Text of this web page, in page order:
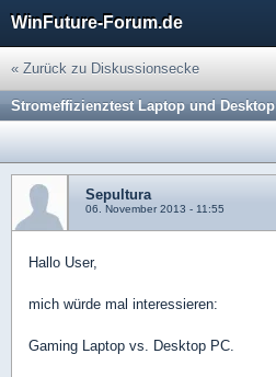
WinFuture-Forum.de
« Zurück zu Diskussionsecke
Stromeffizienztest Laptop und Desktop
Sepultura
06. November 2013 - 11:55
Hallo User,
mich würde mal interessieren:
Gaming Laptop vs. Desktop PC.